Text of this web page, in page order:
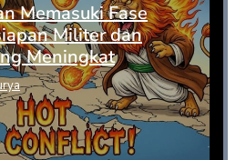
Memasuki Fase
Militer dan
Meningkat